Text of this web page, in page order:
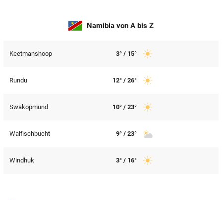
Muthgasse 2, 1190 Wien
Namibia von A bis Z
Keetmanshoop 3° / 15°
Rundu 12° / 26°
Swakopmund 10° / 23°
Walfischbucht 9° / 23°
Windhuk 3° / 16°